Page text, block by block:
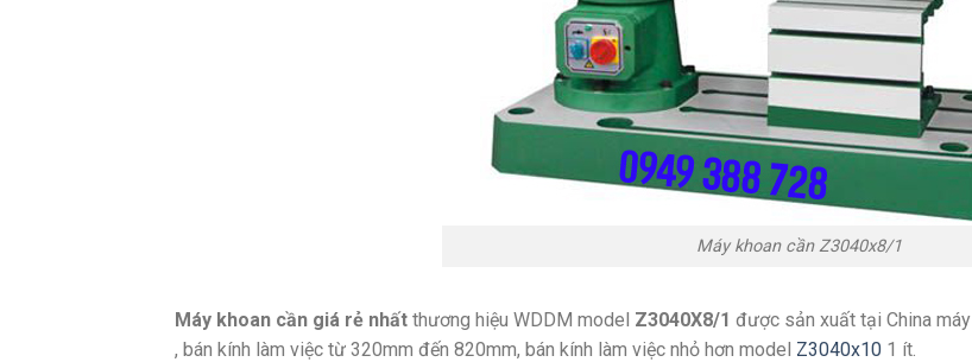
Máy khoan cần Z3040x8/1
Máy khoan cần giá rẻ nhất thương hiệu WDDM model Z3040X8/1 được sản xuất tại China máy
, bán kính làm việc từ 320mm đến 820mm, bán kính làm việc nhỏ hơn model Z3040x10 1 ít.